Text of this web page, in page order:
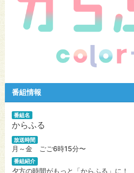
番組情報
番組名
からふる
放送時間
月～金 ごご6時15分〜
番組紹介
夕方の時間がもっと「からふる」に！